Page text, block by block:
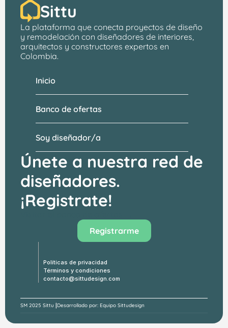
Sittu
La plataforma que conecta proyectos de diseño
y remodelación con diseñadores de interiores,
arquitectos y constructores expertos en
Colombia.
Banco de ofertas
Soy diseñador/a
Inicio
Únete a nuestra red de
diseñadores.
¡Registrate!
Registrarme
Políticas de privacidad
Términos y condiciones
contacto@sittudesign.com
SM 2025 Sittu |Desarrollado por: Equipo Sittudesign